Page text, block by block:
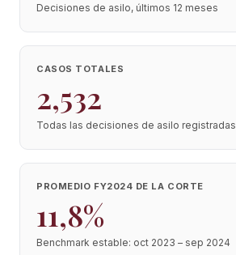
Decisiones de asilo, últimos 12 meses
CASOS TOTALES
2,532
Todas las decisiones de asilo registradas
PROMEDIO FY2024 DE LA CORTE
11,8%
Benchmark estable: oct 2023 – sep 2024